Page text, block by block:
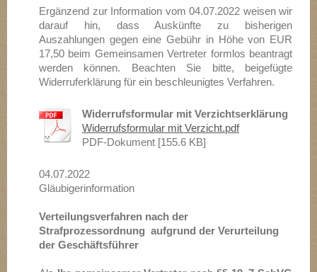
Ergänzend zur Information vom 04.07.2022 weisen wir
darauf hin, dass Auskünfte zu bisherigen
Auszahlungen gegen eine Gebühr in Höhe von EUR
17,50 beim Gemeinsamen Vertreter formlos beantragt
werden können. Beachten Sie bitte, beigefügte
Widerruferklärung für ein beschleunigtes Verfahren.
Widerrufsformular mit Verzichtserklärung
Widerrufsformular mit Verzicht.pdf
PDF-Dokument [155.6 KB]
04.07.2022
Gläubigerinformation
Verteilungsverfahren nach der
Strafprozessordnung aufgrund der Verurteilung
der Geschäftsführer